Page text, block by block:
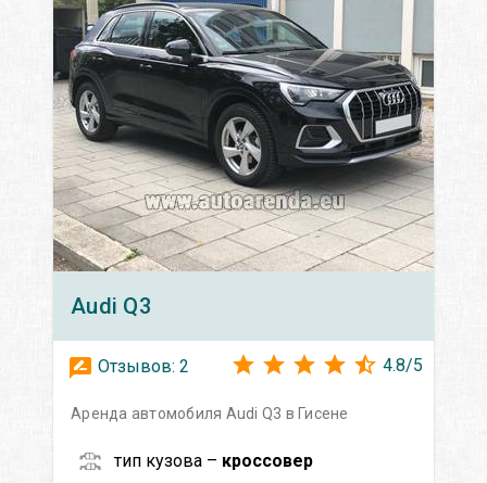
Audi Q3
Отзывов: 2 4.8/5
Аренда автомобиля Audi Q3 в Гисене
тип кузова – кроссовер